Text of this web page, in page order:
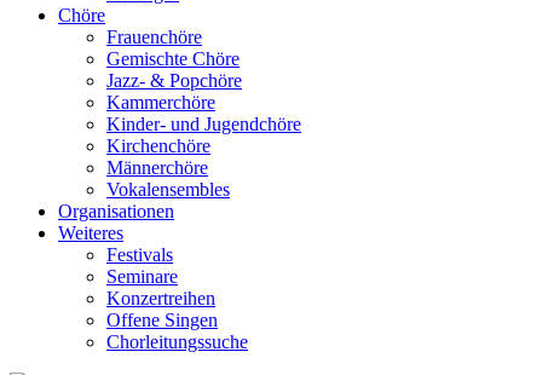
Chöre
Frauenchöre
Gemischte Chöre
Jazz- & Popchöre
Kammerchöre
Kinder- und Jugendchöre
Kirchenchöre
Männerchöre
Vokalensembles
Organisationen
Weiteres
Festivals
Seminare
Konzertreihen
Offene Singen
Chorleitungssuche